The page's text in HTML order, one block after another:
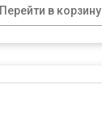
Перейти в корзину